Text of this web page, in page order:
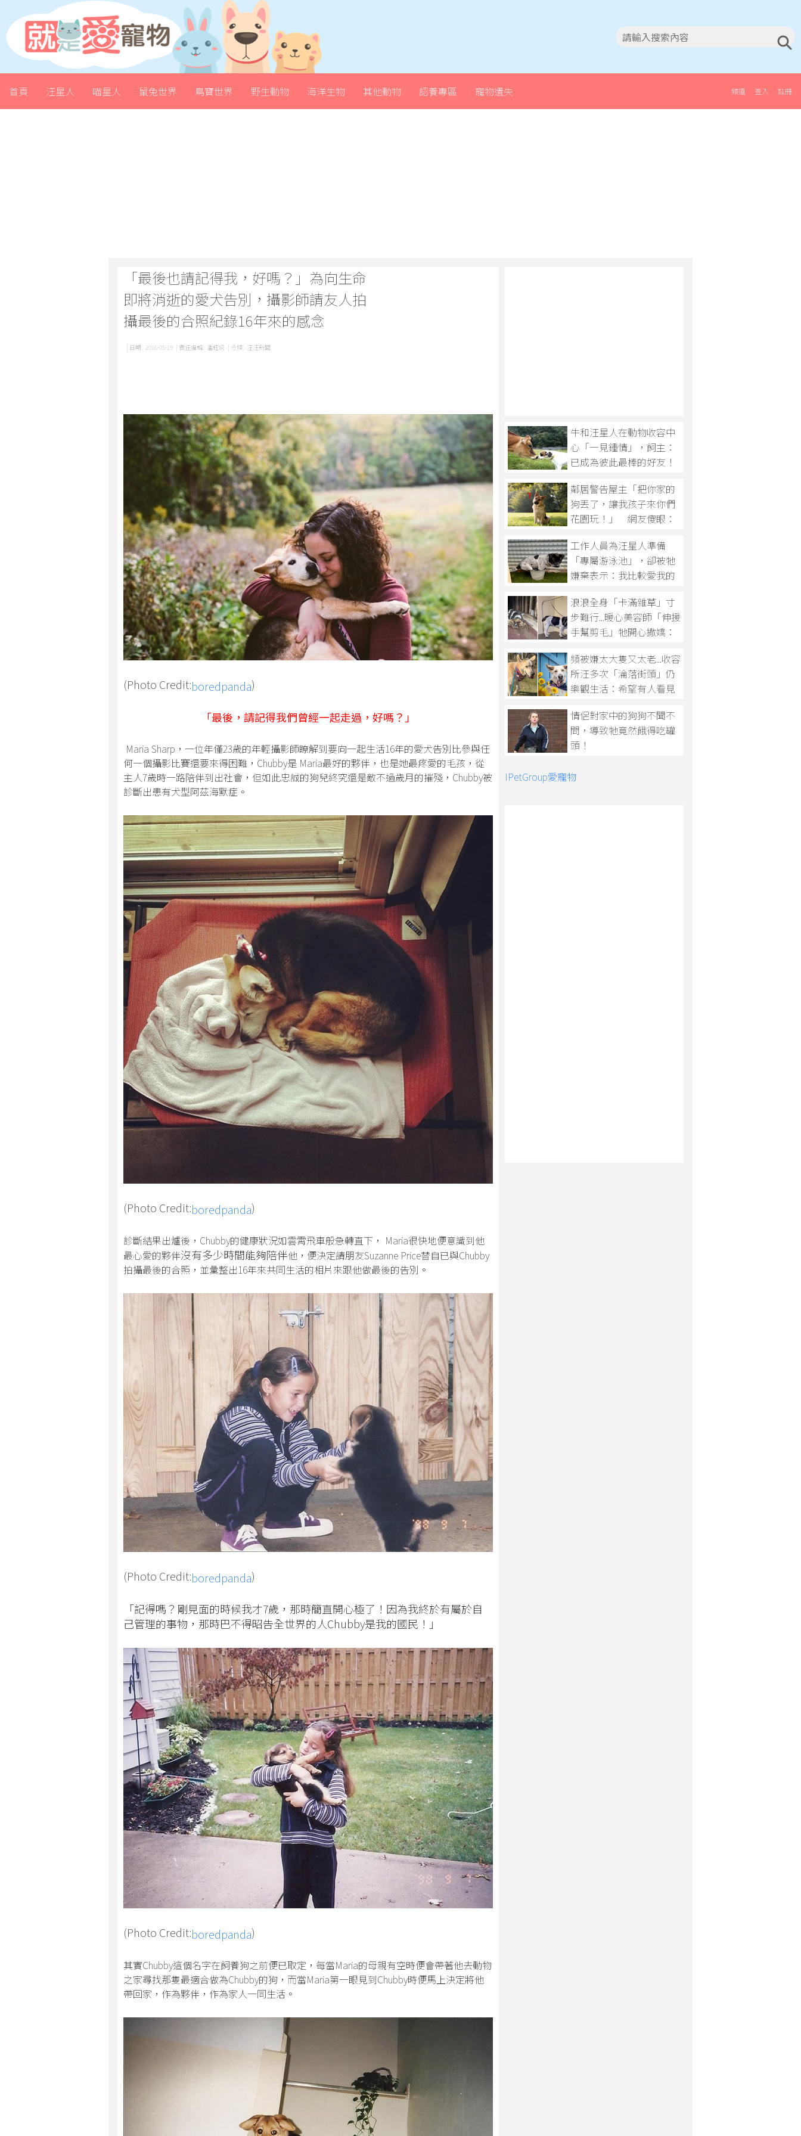
首頁 汪星人 喵星人 鼠兔世界 鳥寶世界 野生動物 海洋生物 其他動物 認養專區 寵物遺失 註冊
登入
頻道
「最後也請記得我，好嗎？」為向生命
即將消逝的愛犬告別，攝影師請友人拍
攝最後的合照紀錄16年來的感念
| 日期: 2016-05-19 | 責任編輯: 潘鈺綺 | 分類: 汪汪新聞
(Photo Credit:boredpanda)
「最後，請記得我們曾經一起走過，好嗎？」
Maria Sharp，一位年僅23歲的年輕攝影師瞭解到要向一起生活16年的愛犬告別比參與任
何一個攝影比賽還要來得困難，Chubby是 Maria最好的夥伴，也是她最疼愛的毛孩，從
主人7歲時一路陪伴到出社會，但如此忠誠的狗兒終究還是敵不過歲月的摧殘，Chubby被
診斷出患有犬型阿茲海默症。
(Photo Credit:boredpanda)
診斷結果出爐後，Chubby的健康狀況如雲霄飛車般急轉直下， Maria很快地便意識到他
最心愛的夥伴沒有多少時間能夠陪伴他，便決定請朋友Suzanne Price替自已與Chubby
拍攝最後的合照，並彙整出16年來共同生活的相片來跟他做最後的告別。
(Photo Credit:boredpanda)
「記得嗎？剛見面的時候我才7歲，那時簡直開心極了！因為我終於有屬於自
己管理的事物，那時巴不得昭告全世界的人Chubby是我的國民！」
(Photo Credit:boredpanda)
其實Chubby這個名字在飼養狗之前便已取定，每當Maria的母親有空時便會帶著他去動物
之家尋找那隻最適合做為Chubby的狗，而當Maria第一眼見到Chubby時便馬上決定將他
帶回家，作為夥伴，作為家人一同生活。
牛和汪星人在動物收容中
心「一見鍾情」，飼主：
已成為彼此最棒的好友！
鄰居警告屋主「把你家的
狗丟了，讓我孩子來你們
花園玩！」 網友傻眼：
工作人員為汪星人準備
「專屬游泳池」，卻被牠
嫌棄表示：我比較愛我的
浪浪全身「卡滿雜草」寸
步難行...暖心美容師「伸援
手幫剪毛」牠開心撒嬌：
頻被嫌太大隻又太老...收容
所汪多次「淪落街頭」仍
樂觀生活：希望有人看見
情侶對家中的狗狗不聞不
問，導致牠竟然餓得吃罐
頭！
IPetGroup愛寵物